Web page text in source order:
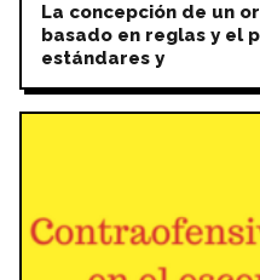
La concepción de un
basado en reglas y el
estándares y